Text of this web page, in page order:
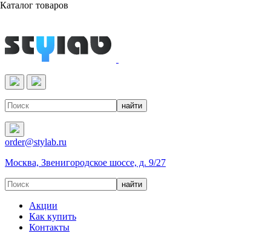
Реактивы & Оборудование
order@stylab.ru
Москва, Звенигородское шоссе, д. 9/27
Акции
Как купить
Контакты
Каталог товаров